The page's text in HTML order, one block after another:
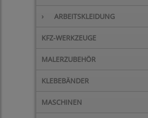
› ARBEITSKLEIDUNG
KFZ-WERKZEUGE
MALERZUBEHÖR
KLEBEBÄNDER
MASCHINEN